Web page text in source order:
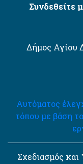
Συνδεθείτε
Δήμος Αγίου
Αυτόματος
τόπου με βάση
Σχεδιασμός